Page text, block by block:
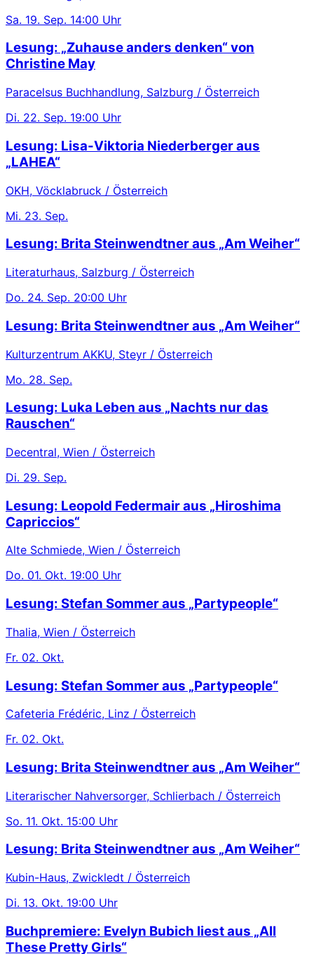
Sa. 19. Sep. 14:00 Uhr
Lesung: „Zuhause anders denken“ von
Christine May
Paracelsus Buchhandlung, Salzburg / Österreich
Di. 22. Sep. 19:00 Uhr
Lesung: Lisa-Viktoria Niederberger aus
„LAHEA“
OKH, Vöcklabruck / Österreich
Mi. 23. Sep.
Lesung: Brita Steinwendtner aus „Am Weiher“
Literaturhaus, Salzburg / Österreich
Do. 24. Sep. 20:00 Uhr
Lesung: Brita Steinwendtner aus „Am Weiher“
Kulturzentrum AKKU, Steyr / Österreich
Mo. 28. Sep.
Lesung: Luka Leben aus „Nachts nur das
Rauschen“
Decentral, Wien / Österreich
Di. 29. Sep.
Lesung: Leopold Federmair aus „Hiroshima
Capriccios“
Alte Schmiede, Wien / Österreich
Do. 01. Okt. 19:00 Uhr
Lesung: Stefan Sommer aus „Partypeople“
Thalia, Wien / Österreich
Fr. 02. Okt.
Lesung: Stefan Sommer aus „Partypeople“
Cafeteria Frédéric, Linz / Österreich
Fr. 02. Okt.
Lesung: Brita Steinwendtner aus „Am Weiher“
Literarischer Nahversorger, Schlierbach / Österreich
So. 11. Okt. 15:00 Uhr
Lesung: Brita Steinwendtner aus „Am Weiher“
Kubin-Haus, Zwickledt / Österreich
Di. 13. Okt. 19:00 Uhr
Buchpremiere: Evelyn Bubich liest aus „All
These Pretty Girls“